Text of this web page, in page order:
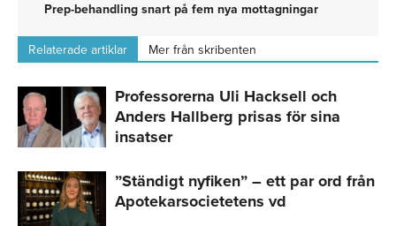
Prep-behandling snart på fem nya mottagningar
Relaterade artiklar Mer från skribenten
Professorerna Uli Hacksell och
Anders Hallberg prisas för sina
insatser
”Ständigt nyfiken” – ett par ord från
Apotekarsocietetens vd